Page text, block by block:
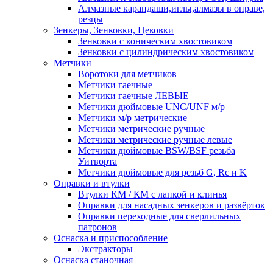
Алмазные карандаши,иглы,алмазы в оправе,
резцы
Зенкеры, Зенковки, Цековки
Зенковки с коническим хвостовиком
Зенковки с цилиндрическим хвостовиком
Метчики
Воротоки для метчиков
Метчики гаечные
Метчики гаечные ЛЕВЫЕ
Метчики дюймовые UNC/UNF м/р
Метчики м/р метрические
Метчики метрические ручные
Метчики метрические ручные левые
Метчики дюймовые BSW/BSF резьба
Уитворта
Метчики дюймовые для резьб G, Rc и K
Оправки и втулки
Втулки КМ / КМ с лапкой и клинья
Оправки для насадных зенкеров и развёрток
Оправки переходные для сверлильных
патронов
Оснаска и приспособление
Экстракторы
Оснаска станочная